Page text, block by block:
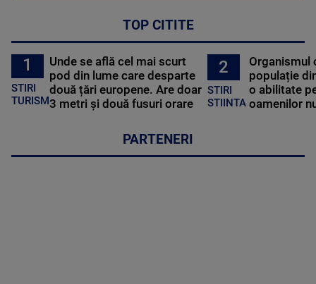
TOP CITITE
1
STIRI
TURISM
Unde se află cel mai scurt
pod din lume care desparte
două țări europene. Are doar
3 metri și două fusuri orare
2
STIRI
STIINTA
Organismul
populație
o abilitate
oamenilor
PARTENERI